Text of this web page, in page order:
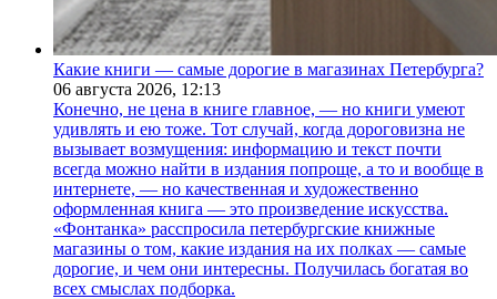
Какие книги — самые дорогие в магазинах Петербурга?
06 августа 2026, 12:13
Конечно, не цена в книге главное, — но книги умеют
удивлять и ею тоже. Тот случай, когда дороговизна не
вызывает возмущения: информацию и текст почти
всегда можно найти в издания попроще, а то и вообще в
интернете, — но качественная и художественно
оформленная книга — это произведение искусства.
«Фонтанка» расспросила петербургские книжные
магазины о том, какие издания на их полках — самые
дорогие, и чем они интересны. Получилась богатая во
всех смыслах подборка.